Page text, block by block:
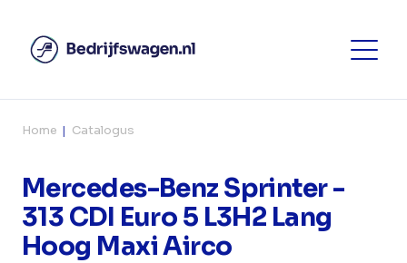
Home Catalogus
Mercedes-Benz Sprinter -
313 CDI Euro 5 L3H2 Lang
Hoog Maxi Airco